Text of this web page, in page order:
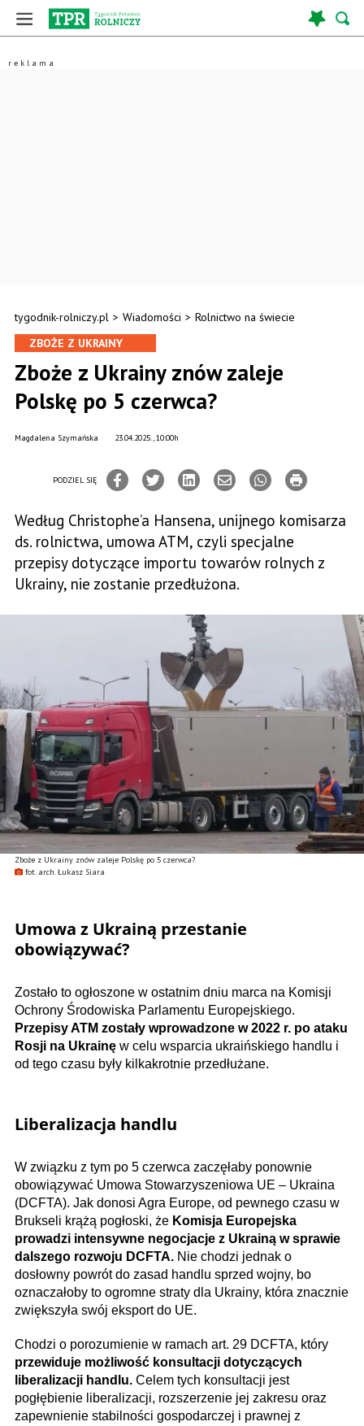
tygodnik-rolniczy.pl > Wiadomości > Rolnictwo na świecie
Zboże z Ukrainy znów zaleje Polskę po 5 czerwca?
fot. arch. Łukasz Siara
ZBOŻE Z UKRAINY
Zboże z Ukrainy znów zaleje
Polskę po 5 czerwca?
23.04.2025., 10:00h
Magdalena Szymańska
PODZIEL SIĘ
Według Christophe’a Hansena, unijnego komisarza
ds. rolnictwa, umowa ATM, czyli specjalne
przepisy dotyczące importu towarów rolnych z
Ukrainy, nie zostanie przedłużona.
Umowa z Ukrainą przestanie
obowiązywać?
Zostało to ogłoszone w ostatnim dniu marca na Komisji
Ochrony Środowiska Parlamentu Europejskiego.
Przepisy ATM zostały wprowadzone w 2022 r. po ataku
Rosji na Ukrainę w celu wsparcia ukraińskiego handlu i
od tego czasu były kilkakrotnie przedłużane.
Liberalizacja handlu
W związku z tym po 5 czerwca zaczęłaby ponownie
obowiązywać Umowa Stowarzyszeniowa UE – Ukraina
(DCFTA). Jak donosi Agra Europe, od pewnego czasu w
Brukseli krążą pogłoski, że Komisja Europejska
prowadzi intensywne negocjacje z Ukrainą w sprawie
dalszego rozwoju DCFTA. Nie chodzi jednak o
dosłowny powrót do zasad handlu sprzed wojny, bo
oznaczałoby to ogromne straty dla Ukrainy, która znacznie
zwiększyła swój eksport do UE.
Chodzi o porozumienie w ramach art. 29 DCFTA, który
przewiduje możliwość konsultacji dotyczących
liberalizacji handlu. Celem tych konsultacji jest
pogłębienie liberalizacji, rozszerzenie jej zakresu oraz
zapewnienie stabilności gospodarczej i prawnej z